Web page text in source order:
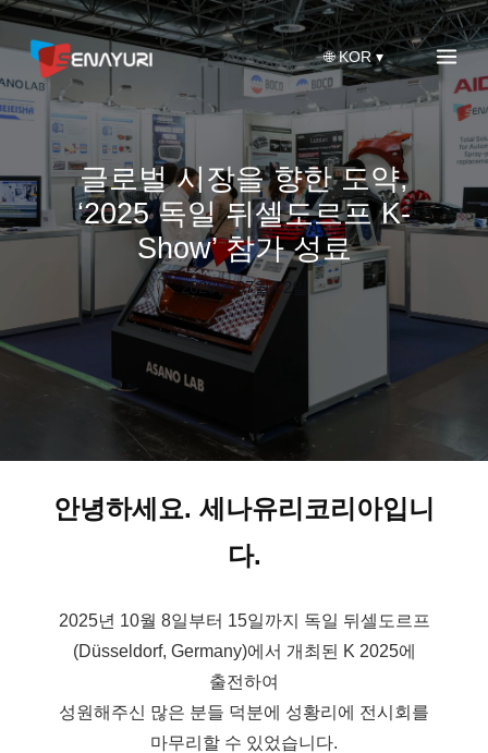
콘
로
건
기
🌐︎ KOR ▾
글로벌 시장을 향한 도약,
‘2025 독일 뒤셀도르프 K-
Show’ 참가 성료
2026년 07월 02일
안녕하세요. 세나유리코리아입니
다.
2025년 10월 8일부터 15일까지 독일 뒤셀도르프
(Düsseldorf, Germany)에서 개최된 K 2025에
출전하여
성원해주신 많은 분들 덕분에 성황리에 전시회를
마무리할 수 있었습니다.